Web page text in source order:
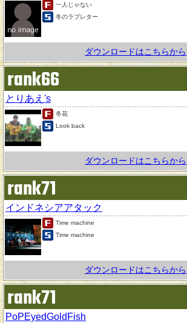
一人じゃない
冬のラブレター
ダウンロードはこちらから
rank66
とりあえ's
冬花
Look back
ダウンロードはこちらから
rank71
インドネシアアタック
Time machine
Time machine
ダウンロードはこちらから
rank71
PoPEyedGoldFish